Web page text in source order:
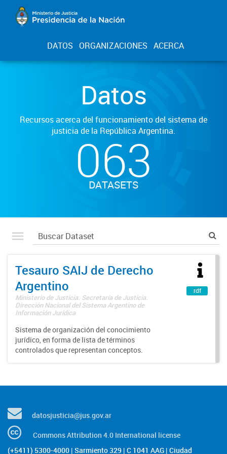
DATOS ORGANIZACIONES ACERCA
Datos
Recursos acerca del funcionamiento del sistema de
justicia de la República Argentina.
063
DATASETS
Tesauro SAIJ de Derecho
Argentino
Ministerio de Justicia. Secretaría de Justicia.
Dirección Nacional del Sistema Argentino de
Información Jurídica
Sistema de organización del conocimiento
jurídico, en forma de lista de términos
controlados que representan conceptos.
rdf
datosjusticia@jus.gov.ar
Commons Attribution 4.0 International license
(+5411) 5300-4000 | Sarmiento 329 | C 1041 AAG | Ciudad